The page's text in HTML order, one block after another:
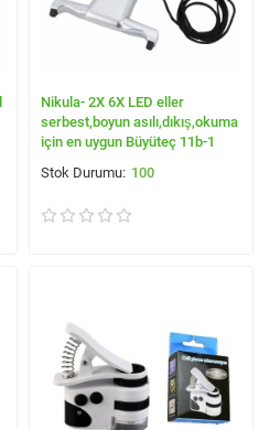
Nikula- 2X 6X LED eller
serbest,boyun asılı,dıkış,okuma
için en uygun Büyüteç 11b-1
100